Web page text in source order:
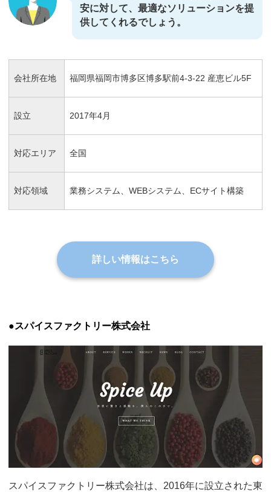
安に対して、最適なソリューションを提
供してくれるでしょう。
会社所在地 福岡県福岡市博多区博多駅前4-3-22 産恵ビル5F
設立 2017年4月
対応エリア 全国
対応領域 業務システム、WEBシステム、ECサイト構築
詳しい情報はこちら
●スパイスファクトリー株式会社
スパイスファクトリー株式会社は、2016年に設立された東